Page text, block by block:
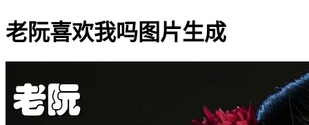
老阮喜欢我吗图片生成